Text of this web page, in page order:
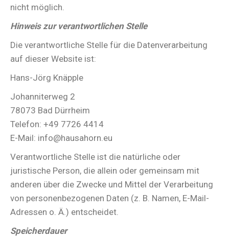
nicht möglich.
Hinweis zur verantwortlichen Stelle
Die verantwortliche Stelle für die Datenverarbeitung
auf dieser Website ist:
Hans-Jörg Knäpple
Johanniterweg 2
78073 Bad Dürrheim
Telefon: +49 7726 4414
E-Mail: info@hausahorn.eu
Verantwortliche Stelle ist die natürliche oder
juristische Person, die allein oder gemeinsam mit
anderen über die Zwecke und Mittel der Verarbeitung
von personenbezogenen Daten (z. B. Namen, E-Mail-
Adressen o. Ä.) entscheidet.
Speicherdauer